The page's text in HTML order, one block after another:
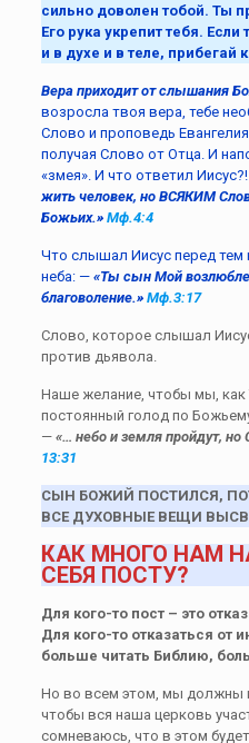
сильно доволен тобой. Ты
Его рука укрепит тебя.
и в духе и в теле, прибегай
Вера приходит от слышания
возросла твоя вера, тебе
Слово и проповедь
получая Слово от Отца. И
«змея». И что ответил
жить человек, но ВСЯКИМ
Божьих.» Мф.4:4
Что слышал Иисус перед тем
неба: — «Ты сын Мой
благоволение.» Мф.3:17
Слово, которое слышал
против дьявола.
Наше желание, чтобы мы, как
постоянный голод по
— «… небо и земля пройдут, но
13:31
СЫН БОЖИЙ ПОСТИЛСЯ,
ВСЕ ДУХОВНЫЕ ВЕЩИ
КАК МНОГО НАМ
СЕБЯ ПОСТУ?
Для кого-то пост – это
Для кого-то отказаться от
больше читать Библию,
Но во всем этом, мы должны
чтобы вся наша церковь
сомневаюсь, что в этом